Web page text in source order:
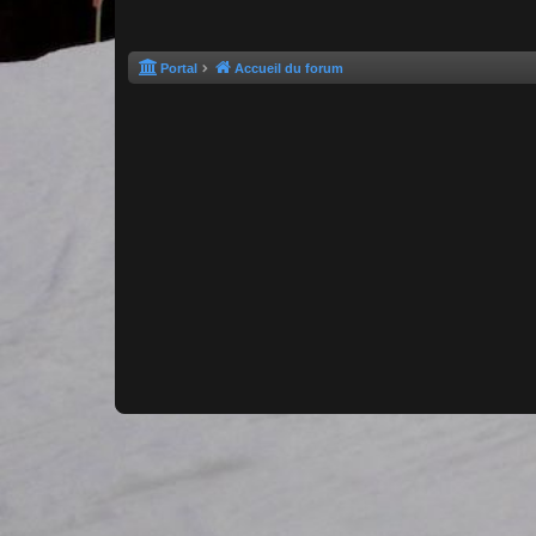
Portal Accueil du forum